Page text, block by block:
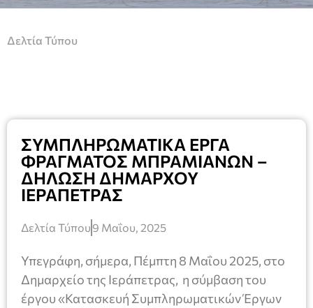
Δελτία Τύπου
ΣΥΜΠΛΗΡΩΜΑΤΙΚΑ ΕΡΓΑ
ΦΡΑΓΜΑΤΟΣ ΜΠΡΑΜΙΑΝΩΝ –
ΔΗΛΩΣΗ ΔΗΜΑΡΧΟΥ
ΙΕΡΑΠΕΤΡΑΣ
Δελτία Τύπου 9 Μαΐου, 2025
Υπεγράφη, σήμερα, Πέμπτη 8 Μαΐου 2025, στο
Δημαρχείο της Ιεράπετρας, η σύμβαση του
έργου «Κατασκευή Συμπληρωματικών Έργων